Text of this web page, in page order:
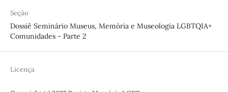
Seção
Dossiê Seminário Museus, Memória e Museologia LGBTQIA+
Comunidades - Parte 2
Licença